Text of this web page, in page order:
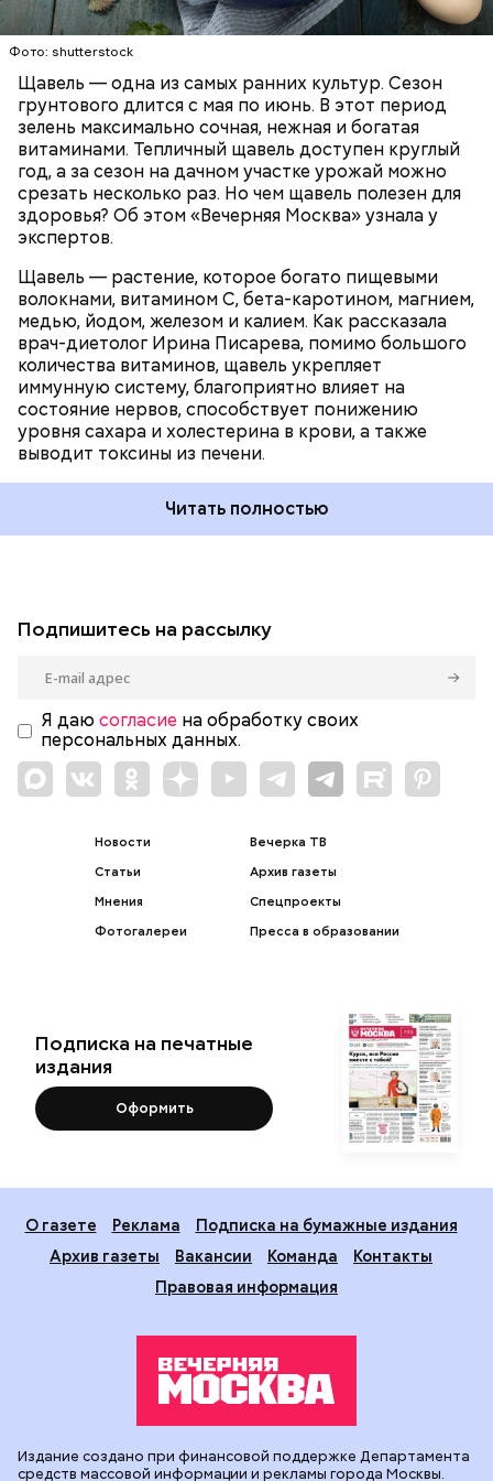
Фото: shutterstock
Щавель — одна из самых ранних культур. Сезон
грунтового длится с мая по июнь. В этот период
зелень максимально сочная, нежная и богатая
витаминами. Тепличный щавель доступен круглый
год, а за сезон на дачном участке урожай можно
срезать несколько раз. Но чем щавель полезен для
здоровья? Об этом «Вечерняя Москва» узнала у
экспертов.
Щавель — растение, которое богато пищевыми
волокнами, витамином С, бета-каротином, магнием,
медью, йодом, железом и калием. Как рассказала
врач-диетолог Ирина Писарева, помимо большого
количества витаминов, щавель укрепляет
иммунную систему, благоприятно влияет на
состояние нервов, способствует понижению
уровня сахара и холестерина в крови, а также
выводит токсины из печени.
содержит большое количество щавелевой кислоты,
которая может способствовать образованию
Читать полностью
ЗДОРОВЬЕ ВРАЧИ
РАСТЕНИЯ
ПРОДУКТЫ
Подпишитесь на рассылку
Я даю согласие на обработку своих
персональных данных.
Новости
Статьи
Мнения
Фотогалереи
Вечерка ТВ
Архив газеты
Спецпроекты
Пресса в образовании
Подписка на печатные
издания
Оформить
О газете Реклама
Подписка на бумажные издания
Архив газеты
Вакансии Команда
Контакты
Правовая информация
Издание создано при финансовой поддержке Департамента
средств массовой информации и рекламы города Москвы.